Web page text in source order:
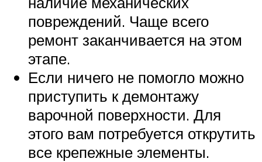
повреждений. Чаще всего
ремонт заканчивается на этом
этапе.
Если ничего не помогло можно
приступить к демонтажу
варочной поверхности. Для
этого вам потребуется открутить
все крепежные элементы.